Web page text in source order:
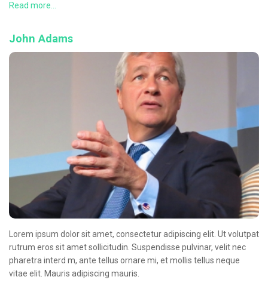
Read more...
John Adams
Lorem ipsum dolor sit amet, consectetur adipiscing elit. Ut volutpat
rutrum eros sit amet sollicitudin. Suspendisse pulvinar, velit nec
pharetra interd m, ante tellus ornare mi, et mollis tellus neque
vitae elit. Mauris adipiscing mauris.